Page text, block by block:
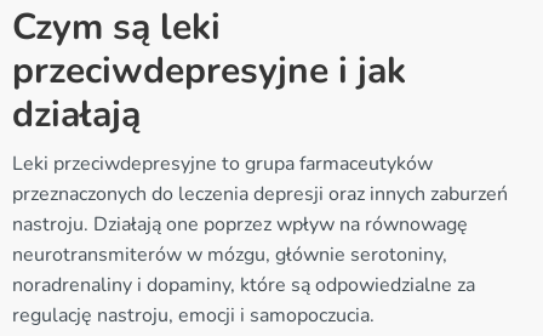
Czym są leki
przeciwdepresyjne i jak
działają
Leki przeciwdepresyjne to grupa farmaceutyków
przeznaczonych do leczenia depresji oraz innych zaburzeń
nastroju. Działają one poprzez wpływ na równowagę
neurotransmiterów w mózgu, głównie serotoniny,
noradrenaliny i dopaminy, które są odpowiedzialne za
regulację nastroju, emocji i samopoczucia.